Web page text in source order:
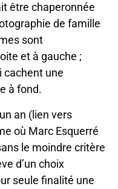
être chaperonnée
de famille
sont
et à gauche ;
cachent une
à fond.
an (lien vers
où Marc Esquerré
le moindre critère
d’un choix
seule finalité une